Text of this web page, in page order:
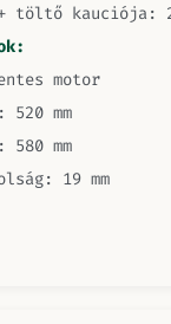
töltő kauciója:
motor
520 mm
mm
19 mm